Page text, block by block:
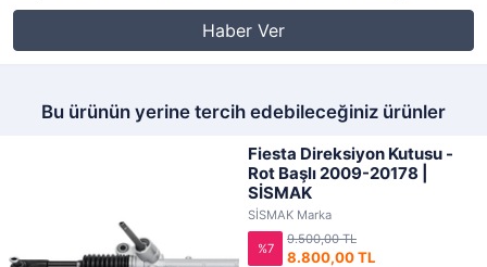
Haber Ver
Bu ürünün yerine tercih edebileceğiniz ürünler
Fiesta Direksiyon Kutusu -
Rot Başlı 2009-20178 |
SİSMAK
SİSMAK Marka
%7 8.800,00 TL
9.500,00 TL